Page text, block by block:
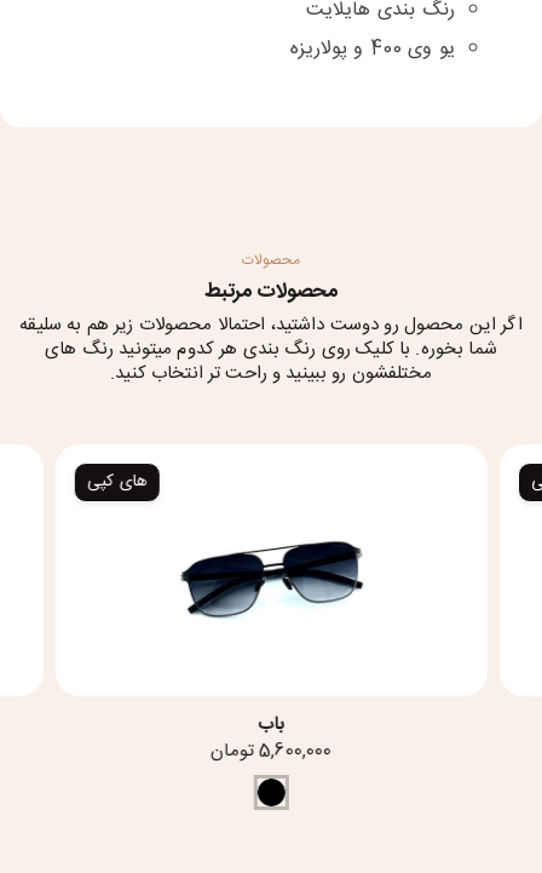
رنگ بندی هایلایت
یو وی 400 و پولاریزه
محصولات
محصولات مرتبط
اگر این محصول رو دوست داشتید، احتمالا محصولات زیر هم به سلیقه
شما بخوره. با کلیک روی رنگ بندی هر کدوم میتونید رنگ های
مختلفشون رو ببینید و راحت تر انتخاب کنید.
های کپی
باب
5,600,000 تومان